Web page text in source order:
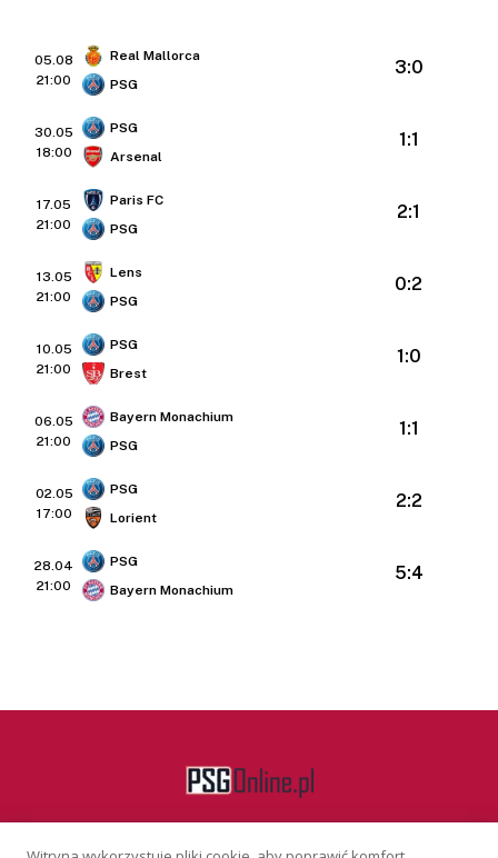
05.08
21:00
Real Mallorca
PSG
3:0
30.05
18:00
PSG
Arsenal
1:1
17.05
21:00
Paris FC
PSG
2:1
13.05
21:00
Lens
PSG
0:2
10.05
21:00
PSG
Brest
1:0
06.05
21:00
Bayern Monachium
PSG
1:1
02.05
17:00
PSG
Lorient
2:2
28.04
21:00
PSG
Bayern Monachium
5:4